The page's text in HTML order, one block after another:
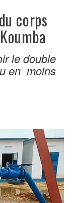
corps
le double
en moins